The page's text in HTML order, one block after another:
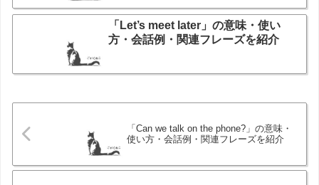
「Let’s meet later」の意味・使い
方・会話例・関連フレーズを紹介
「Can we talk on the phone?」の意味・
使い方・会話例・関連フレーズを紹介